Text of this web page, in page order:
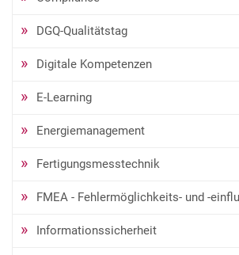
DGQ-Qualitätstag
Digitale Kompetenzen
E-Learning
Energiemanagement
Fertigungsmesstechnik
FMEA - Fehlermöglichkeits- und -
Informationssicherheit